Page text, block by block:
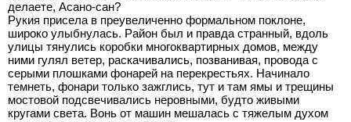
делаете, Асано-сан?
Рукия присела в преувеличенно формальном поклоне,
широко улыбнулась. Район был и правда странный, вдоль
улицы тянулись коробки многоквартирных домов, между
ними гулял ветер, раскачивались, позванивая, провода с
серыми плошками фонарей на перекрестьях. Начинало
темнеть, фонари только зажглись, тут и там ямы и трещины
мостовой подсвечивались неровными, будто живыми
кругами света. Вонь от машин мешалась с тяжелым духом